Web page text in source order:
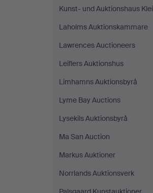
Kunst- und Auktionshaus
Laholms Auktionskammare
Lawrences Auctioneers
Leiflers Auktionshus
Limhamns Auktionsbyrå
Lyme Bay Auctions
Lysekils Auktionsbyrå
Ma San Auction
Markus Auktioner
Norrlands Auktionsverk